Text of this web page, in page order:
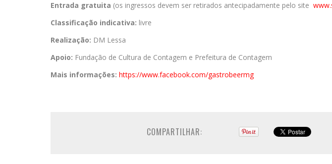
Entrada gratuita (os ingressos devem ser retirados antecipadamente pelo site
Classificação indicativa: livre
Realização: DM Lessa
Apoio: Fundação de Cultura de Contagem e Prefeitura de Contagem
Mais informações: https://www.facebook.com/gastrobeermg
COMPARTILHAR: